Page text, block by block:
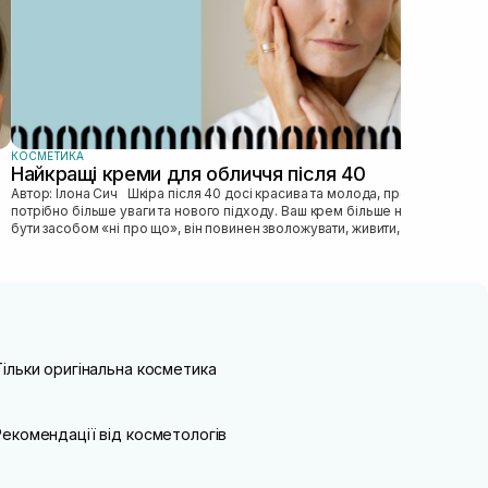
КОСМЕТИКА
Найкращі креми для обличчя після 40
Автор: Ілона Сич Шкіра після 40 досі красива та молода, просто їй
потрібно більше уваги та нового підходу. Ваш крем більше не може
бути засобом «ні про що», він повинен зволожувати, живити, покр...
оригінальна косметика
від косметологів